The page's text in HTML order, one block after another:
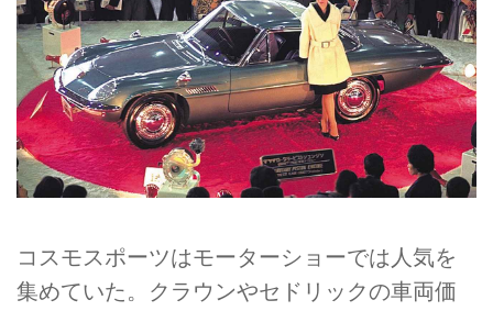
コスモスポーツはモーターショーでは人気を
集めていた。クラウンやセドリックの車両価